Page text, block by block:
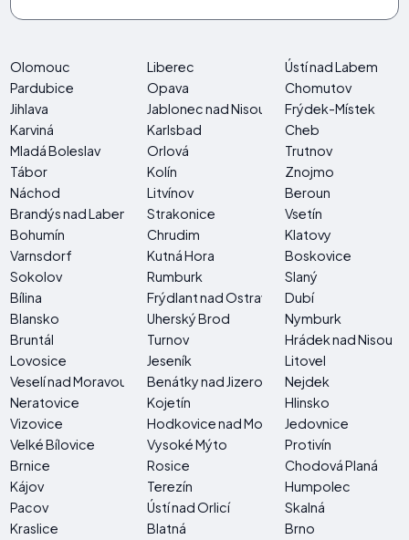
Olomouc Liberec
Ústí nad Labem
Pardubice
Opava
Chomutov
Jihlava
Jablonec nad Nisou
Frýdek-Místek
Karviná
Karlsbad
Cheb
Mladá Boleslav
Orlová
Trutnov
Tábor
Kolín
Znojmo
Náchod
Litvínov
Beroun
Brandýs nad Labem-Stará Boleslav
Strakonice
Vsetín
Bohumín
Chrudim
Klatovy
Varnsdorf
Kutná Hora
Boskovice
Sokolov
Rumburk
Slaný
Bílina
Frýdlant nad Ostravicí
Dubí
Blansko
Uherský Brod
Nymburk
Bruntál
Turnov
Hrádek nad Nisou
Lovosice
Jeseník
Litovel
Veselí nad Moravou
Benátky nad Jizerou
Nejdek
Neratovice
Kojetín
Hlinsko
Vizovice
Hodkovice nad MohelkouJedovnice
Velké Bílovice
Vysoké Mýto
Protivín
Brnice
Rosice
Chodová Planá
Kájov
Terezín
Humpolec
Pacov
Ústí nad Orlicí
Skalná
Kraslice
Blatná
Brno